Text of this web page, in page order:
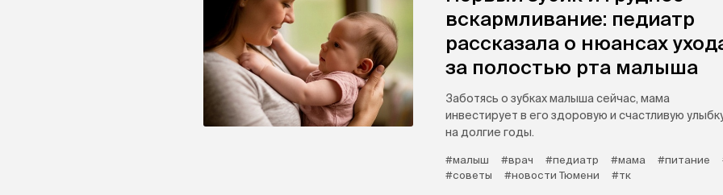
вскармливание: педиатр
рассказала о нюансах
за полостью рта малыша
Заботясь о зубках малыша сейчас, мама
инвестирует в его здоровую и счастливую
на долгие годы.
#малыш #врач #педиатр #мама #питание
#советы
#новости Тюмени #тк